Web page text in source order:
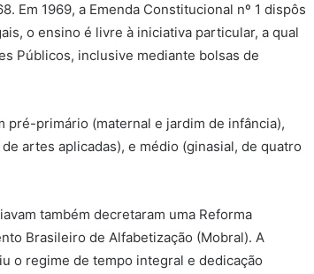
Em 1969, a Emenda Constitucional nº 1 dispôs
o ensino é livre à iniciativa particular, a qual
Públicos, inclusive mediante bolsas de
pré-primário (maternal e jardim de infância),
artes aplicadas), e médio (ginasial, de quatro
também decretaram uma Reforma
Brasileiro de Alfabetização (Mobral). A
o regime de tempo integral e dedicação